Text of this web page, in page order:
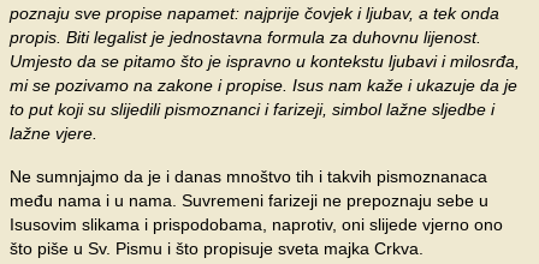
poznaju sve propise napamet: najprije čovjek i ljubav, a tek onda
propis. Biti legalist je jednostavna formula za duhovnu lijenost.
Umjesto da se pitamo što je ispravno u kontekstu ljubavi i milosrđa,
mi se pozivamo na zakone i propise. Isus nam kaže i ukazuje da je
to put koji su slijedili pismoznanci i farizeji, simbol lažne sljedbe i
lažne vjere.
Ne sumnjajmo da je i danas mnoštvo tih i takvih pismoznanaca
među nama i u nama. Suvremeni farizeji ne prepoznaju sebe u
Isusovim slikama i prispodobama, naprotiv, oni slijede vjerno ono
što piše u Sv. Pismu i što propisuje sveta majka Crkva.